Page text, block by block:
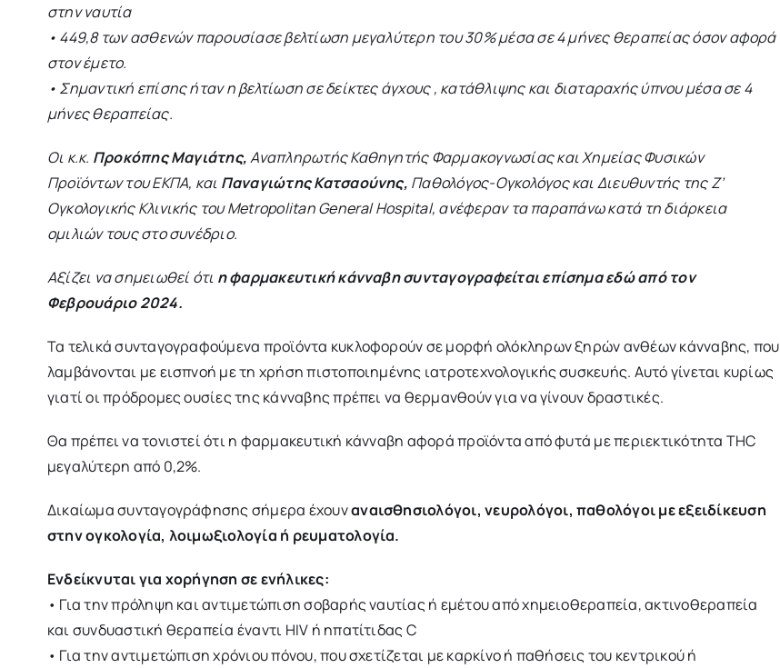
στην ναυτία
• 449,8 των ασθενών παρουσίασε βελτίωση μεγαλύτερη του 30% μέσα σε 4 μήνες θεραπείας όσον αφορά
στον έμετο.
• Σημαντική επίσης ήταν η βελτίωση σε δείκτες άγχους , κατάθλιψης και διαταραχής ύπνου μέσα σε 4
μήνες θεραπείας.
Οι κ.κ. Προκόπης Μαγιάτης,Αναπληρωτής Καθηγητής Φαρμακογνωσίας και Χημείας Φυσικών
Προϊόντων του ΕΚΠΑ, και Παναγιώτης Κατσαούνης, Παθολόγος-Ογκολόγος και Διευθυντής της Ζ’
Ογκολογικής Κλινικής του Metropolitan General Hospital, ανέφεραν τα παραπάνω κατά τη διάρκεια
ομιλιών τους στο συνέδριο.
Αξίζει να σημειωθεί ότι η φαρμακευτική κάνναβη συνταγογραφείται επίσημα εδώ από τον
Φεβρουάριο 2024.
Τα τελικά συνταγογραφούμενα προϊόντα κυκλοφορούν σε μορφή ολόκληρων ξηρών ανθέων κάνναβης, που
λαμβάνονται με εισπνοή με τη χρήση πιστοποιημένης ιατροτεχνολογικής συσκευής. Αυτό γίνεται κυρίως
γιατί οι πρόδρομες ουσίες της κάνναβης πρέπει να θερμανθούν για να γίνουν δραστικές.
Θα πρέπει να τονιστεί ότι η φαρμακευτική κάνναβη αφορά προϊόντα από φυτά με περιεκτικότητα THC
μεγαλύτερη από 0,2%.
Δικαίωμα συνταγογράφησης σήμερα έχουναναισθησιολόγοι, νευρολόγοι, παθολόγοι με εξειδίκευση
στην ογκολογία, λοιμωξιολογία ή ρευματολογία.
Ενδείκνυται για χορήγηση σε ενήλικες:
• Για την πρόληψη και αντιμετώπιση σοβαρής ναυτίας ή εμέτου από χημειοθεραπεία, ακτινοθεραπεία
και συνδυαστική θεραπεία έναντι HIV ή ηπατίτιδας C
• Για την αντιμετώπιση χρόνιου πόνου, που σχετίζεται με καρκίνο ή παθήσεις του κεντρικού ή